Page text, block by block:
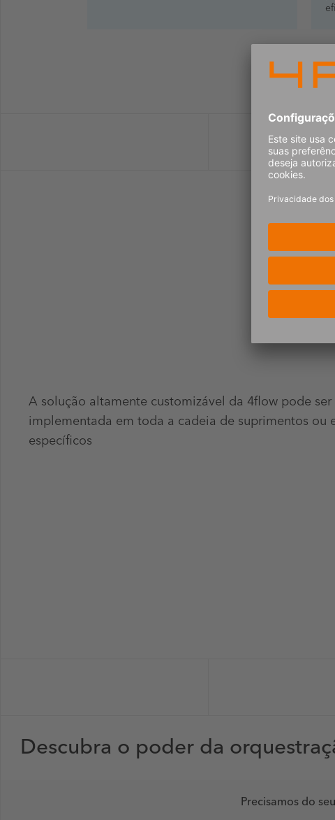
A solução altamente customizável da 4flow pode ser
implementada em toda a cadeia de suprimentos ou
específicos
Descubra o poder da
Precisamos do